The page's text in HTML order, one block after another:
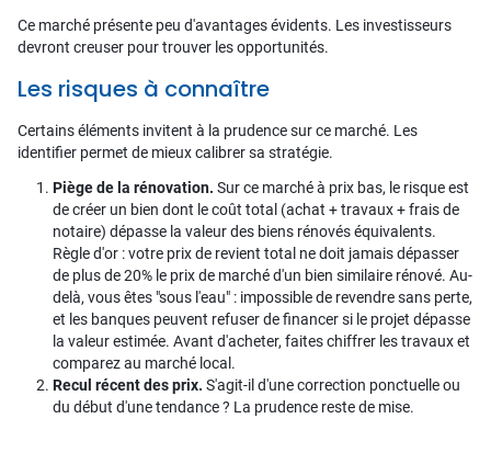
Ce marché présente peu d'avantages évidents. Les investisseurs
devront creuser pour trouver les opportunités.
Les risques à connaître
Certains éléments invitent à la prudence sur ce marché. Les
identifier permet de mieux calibrer sa stratégie.
Piège de la rénovation. Sur ce marché à prix bas, le risque est
de créer un bien dont le coût total (achat + travaux + frais de
notaire) dépasse la valeur des biens rénovés équivalents.
Règle d'or : votre prix de revient total ne doit jamais dépasser
de plus de 20% le prix de marché d'un bien similaire rénové. Au-
delà, vous êtes "sous l'eau" : impossible de revendre sans perte,
et les banques peuvent refuser de financer si le projet dépasse
la valeur estimée. Avant d'acheter, faites chiffrer les travaux et
comparez au marché local.
Recul récent des prix. S'agit-il d'une correction ponctuelle ou
du début d'une tendance ? La prudence reste de mise.